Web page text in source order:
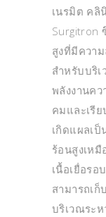
เนรมิต คลิ
Surgitron
สูงที่มีความ
สำหรับบริ
พลังงานคว
คมและเรีย
เกิดแผลเป็
ร้อนสูงเห
เนื้อเยื่อร
สามารถเ
บริเวณระ